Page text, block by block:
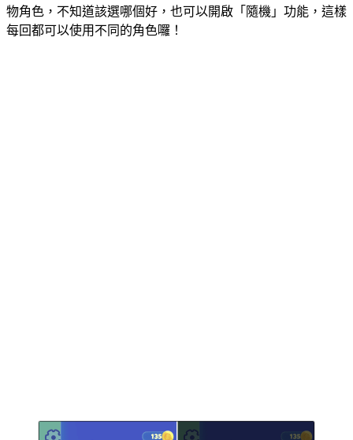
物角色，不知道該選哪個好，也可以開啟「隨機」功能，這樣
每回都可以使用不同的角色囉！